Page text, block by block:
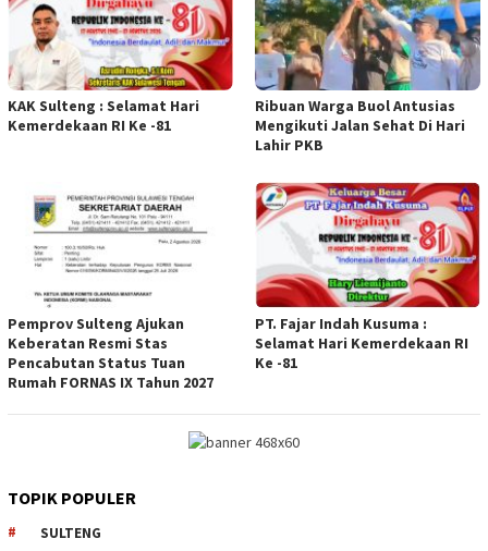
KAK Sulteng : Selamat Hari
Kemerdekaan RI Ke -81
Ribuan Warga Buol Antusias
Mengikuti Jalan Sehat Di Hari
Lahir PKB
Pemprov Sulteng Ajukan
Keberatan Resmi Stas
Pencabutan Status Tuan
Rumah FORNAS IX Tahun 2027
PT. Fajar Indah Kusuma :
Selamat Hari Kemerdekaan RI
Ke -81
TOPIK POPULER
SULTENG